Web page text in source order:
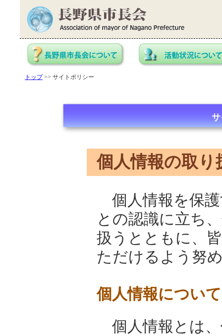
トップ>> サイトポリシー
個人情報の取り
個人情報を保
との認識に立ち
扱うとともに、
ただけるよう努
個人情報について
個人情報とは